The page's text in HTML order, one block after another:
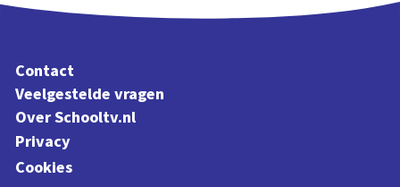
Contact
Veelgestelde vragen
Over Schooltv.nl
Privacy
Cookies